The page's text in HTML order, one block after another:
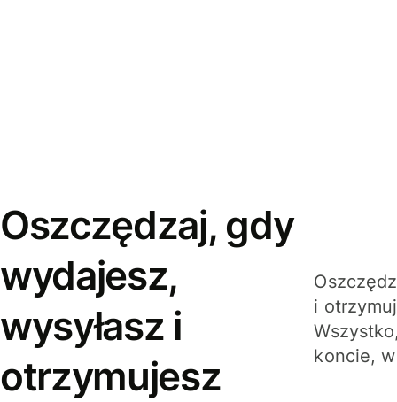
Oszczędzaj, gdy
wydajesz,
wysyłasz i
otrzymujesz
i
koncie,